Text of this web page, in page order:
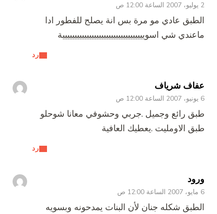
2 يوليو، 2007 الساعة 12:00 ص
رد
الطبق عادي مو مرة بس انة يصلح للفطور ادا
ماعندي شي اسويييييييييييييييييييييييييييييييييية
عفاف شرياف
6 يونيو، 2007 الساعة 12:00 ص
رد
طبق رائع وجميل .جربي وحشوفي معانا شوحلو
طبق الاومليت .يعطيك العافية
ورود
6 مايو، 2007 الساعة 12:00 ص
الطبق شكله جنان لأن البنات يمدحونه وبسويه